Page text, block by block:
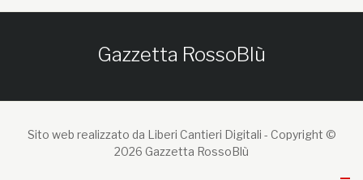
Gazzetta RossoBlù
Sito web realizzato da Liberi Cantieri Digitali - Copyright ©
2026 Gazzetta RossoBlù